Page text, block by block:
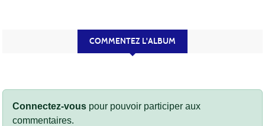
COMMENTEZ L'ALBUM
Connectez-vous pour pouvoir participer aux
commentaires.